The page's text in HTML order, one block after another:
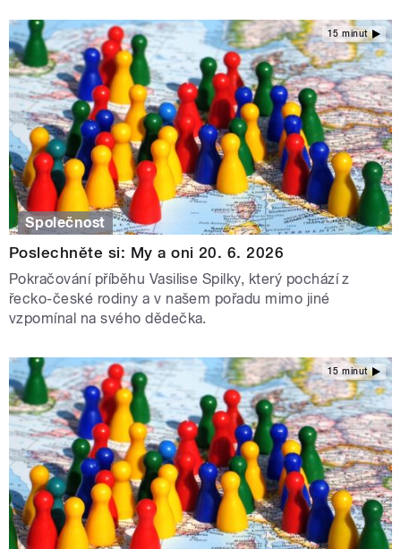
15 minut
Společnost
Poslechněte si: My a oni 20. 6. 2026
Pokračování příběhu Vasilise Spilky, který pochází z
řecko-české rodiny a v našem pořadu mimo jiné
vzpomínal na svého dědečka.
15 minut